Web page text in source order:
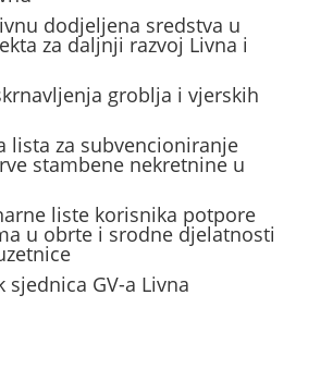
dodjeljena sredstva u
za daljnji razvoj Livna i
groblja i vjerskih
lista za subvencioniranje
stambene nekretnine u
liste korisnika potpore
u obrte i srodne djelatnosti
sjednica GV-a Livna